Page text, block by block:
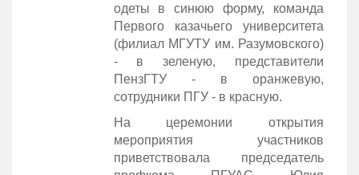
одеты в синюю форму, команда
Первого казачьего университета
(филиал МГУТУ им. Разумовского)
- в зеленую, представители
ПензГТУ - в оранжевую,
сотрудники ПГУ - в красную.
На церемонии открытия
мероприятия участников
приветствовала председатель